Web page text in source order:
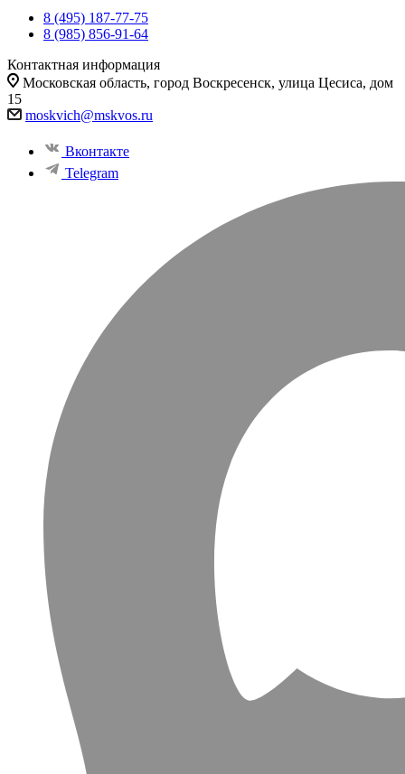
8 (495) 187-77-75
8 (985) 856-91-64
Контактная информация
Московская область, город Воскресенск, улица Цесиса, дом
15
moskvich@mskvos.ru
Вконтакте
Telegram